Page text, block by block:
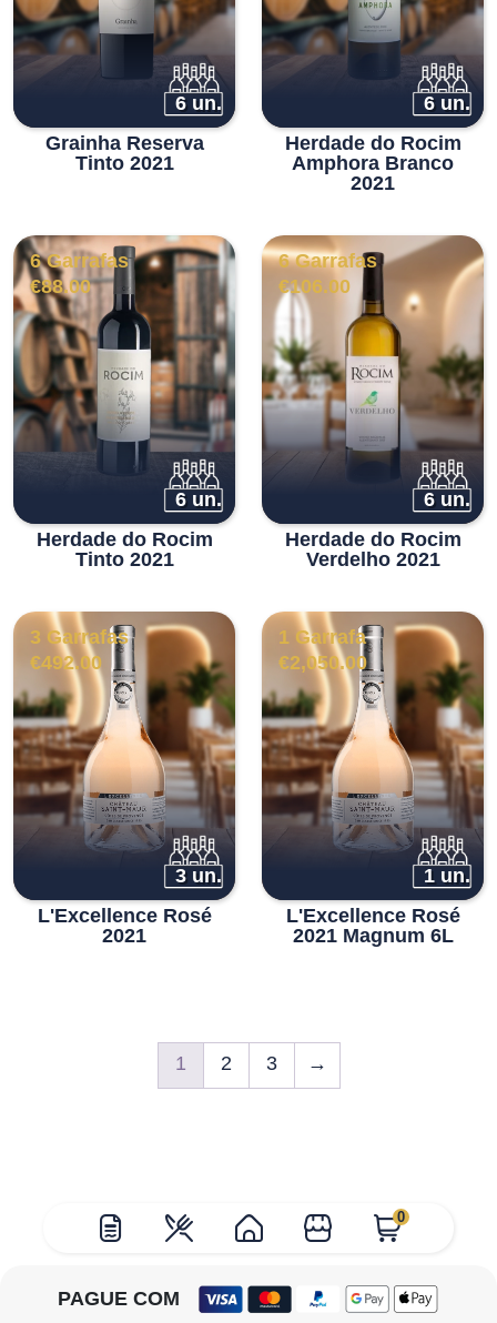
0
6 un.
Grainha Reserva
Tinto 2021
6 un.
Herdade do Rocim
Amphora Branco
2021
6 Garrafas
€88.00
6 un.
Herdade do Rocim
Tinto 2021
6 Garrafas
€106.00
6 un.
Herdade do Rocim
Verdelho 2021
3 Garrafas
€492.00
3 un.
L'Excellence Rosé
2021
1 Garrafa
€2,050.00
1 un.
L'Excellence Rosé
2021 Magnum 6L
1 2 3 →
PAGUE COM